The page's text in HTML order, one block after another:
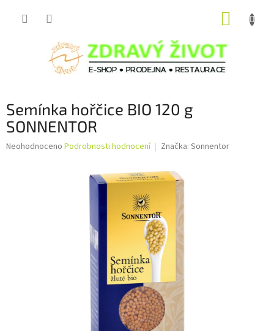
Semínka hořčice BIO 120 g
SONNENTOR
Průměrné
Neohodnoceno Podrobnosti hodnocení Značka: Sonnentor